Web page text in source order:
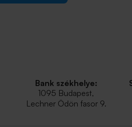
Bank székhelye:
1095 Budapest,
Lechner Ödön fasor 9.